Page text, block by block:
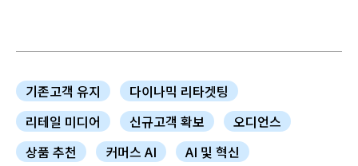
기존고객 유지
다이나믹 리타겟팅
리테일 미디어
신규고객 확보
오디언스
상품 추천
커머스 AI AI 및 혁신